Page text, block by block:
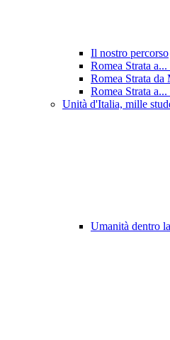
Il nostro percorso
Romea Strata
Romea Strata da
Romea Strata
Unità d'Italia, mille
Umanità dentro